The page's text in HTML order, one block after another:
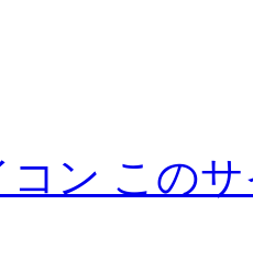
この